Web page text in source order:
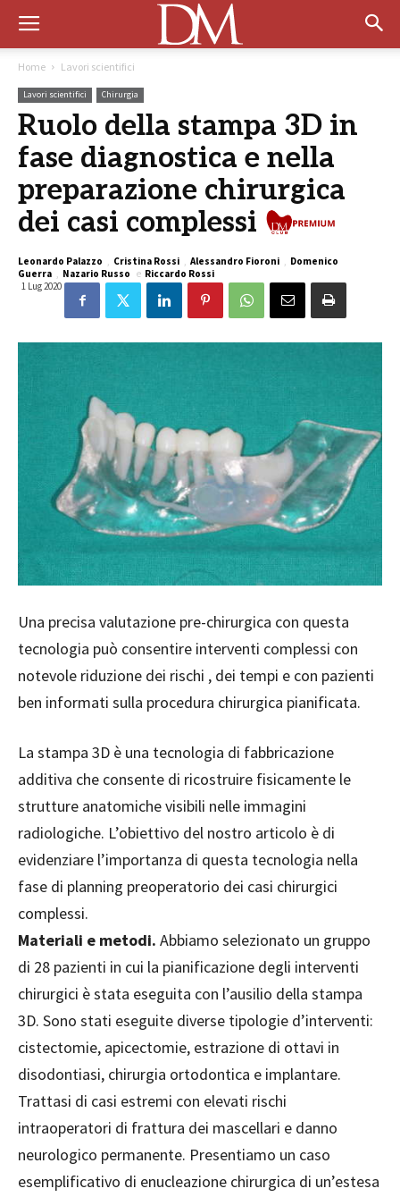
Home Lavori scientifici
Lavori scientifici Chirurgia
Ruolo della stampa 3D in
fase diagnostica e nella
preparazione chirurgica
dei casi complessi
Leonardo Palazzo , Cristina Rossi , Alessandro Fioroni , Domenico
Guerra , Nazario Russo e Riccardo Rossi
1 Lug 2020
Una precisa valutazione pre-chirurgica con questa
tecnologia può consentire interventi complessi con
notevole riduzione dei rischi , dei tempi e con pazienti
ben informati sulla procedura chirurgica pianificata.
La stampa 3D è una tecnologia di fabbricazione
additiva che consente di ricostruire fisicamente le
strutture anatomiche visibili nelle immagini
radiologiche. L’obiettivo del nostro articolo è di
evidenziare l’importanza di questa tecnologia nella
fase di planning preoperatorio dei casi chirurgici
complessi.
Materiali e metodi. Abbiamo selezionato un gruppo
di 28 pazienti in cui la pianificazione degli interventi
chirurgici è stata eseguita con l’ausilio della stampa
3D. Sono stati eseguite diverse tipologie d’interventi:
cistectomie, apicectomie, estrazione di ottavi in
disodontiasi, chirurgia ortodontica e implantare.
Trattasi di casi estremi con elevati rischi
intraoperatori di frattura dei mascellari e danno
neurologico permanente. Presentiamo un caso
esemplificativo di enucleazione chirurgica di un’estesa